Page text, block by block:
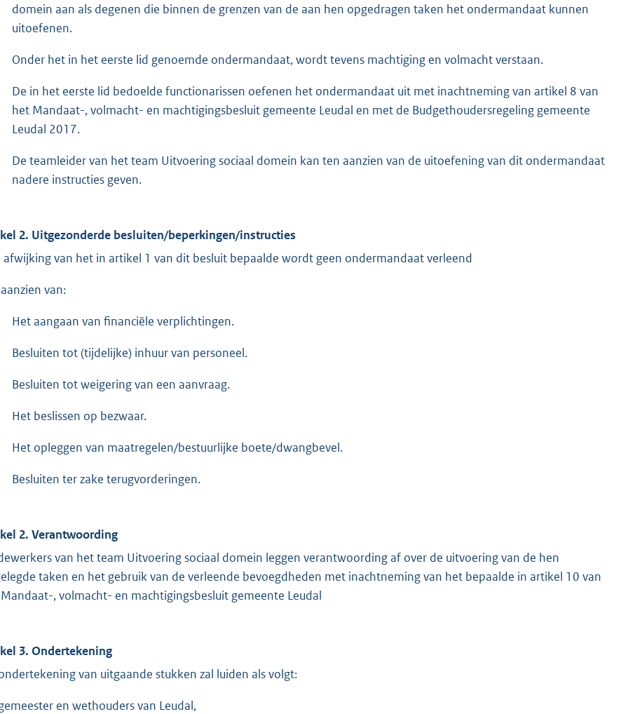
domein aan als degenen die binnen de grenzen van de aan hen opgedragen taken het ondermandaat kunnen
uitoefenen.
Onder het in het eerste lid genoemde ondermandaat, wordt tevens machtiging en volmacht verstaan.
De in het eerste lid bedoelde functionarissen oefenen het ondermandaat uit met inachtneming van artikel 8 van
het Mandaat-, volmacht- en machtigingsbesluit gemeente Leudal en met de Budgethoudersregeling gemeente
Leudal 2017.
De teamleider van het team Uitvoering sociaal domein kan ten aanzien van de uitoefening van dit ondermandaat
nadere instructies geven.
2. Uitgezonderde besluiten/beperkingen/instructies
afwijking van het in artikel 1 van dit besluit bepaalde wordt geen ondermandaat verleend
van:
Het aangaan van financiële verplichtingen.
Besluiten tot (tijdelijke) inhuur van personeel.
Besluiten tot weigering van een aanvraag.
Het beslissen op bezwaar.
Het opleggen van maatregelen/bestuurlijke boete/dwangbevel.
Besluiten ter zake terugvorderingen.
2. Verantwoording
van het team Uitvoering sociaal domein leggen verantwoording af over de uitvoering van de hen
taken en het gebruik van de verleende bevoegdheden met inachtneming van het bepaalde in artikel 10 van
, volmacht- en machtigingsbesluit gemeente Leudal
3. Ondertekening
van uitgaande stukken zal luiden als volgt:
en wethouders van Leudal,